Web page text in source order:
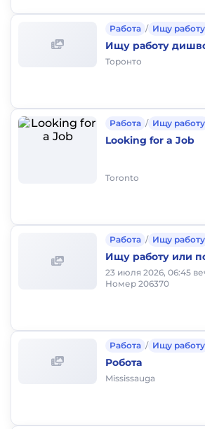
Работа / Ищу работу
Ищу работу
Торонто
Работа / Ищу работу
Looking for a Job
Toronto
Работа / Ищу работу
Ищу работу или
23 июля 2026, 06:45
Номер 206370
Работа / Ищу работу
Робота
Mississauga